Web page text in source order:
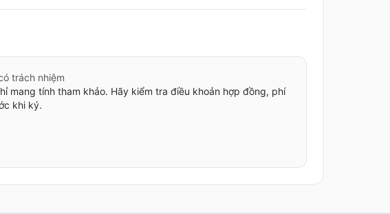
trách nhiệm
mang tính tham khảo. Hãy kiểm tra điều khoản hợp đồng, phí
khi ký.